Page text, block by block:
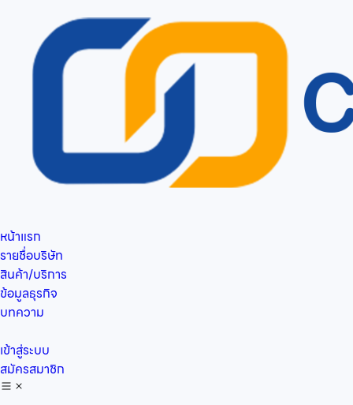
หน้าแรก
รายชื่อบริษัท
สินค้า/บริการ
ข้อมูลธุรกิจ
บทความ
เข้าสู่ระบบ
สมัครสมาชิก